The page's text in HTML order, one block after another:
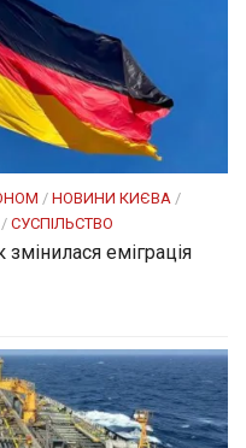
/ НОВИНИ КИЄВА /
/ СУСПІЛЬСТВО
змінилася еміграція